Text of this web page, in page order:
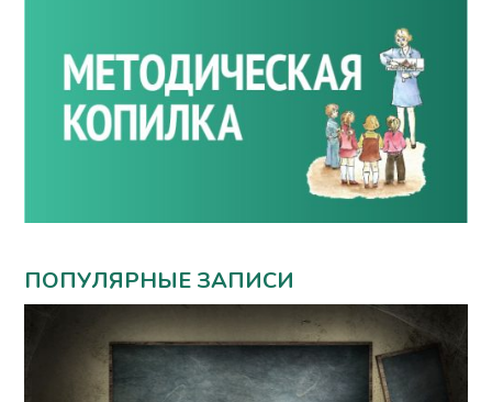
ПОПУЛЯРНЫЕ ЗАПИСИ